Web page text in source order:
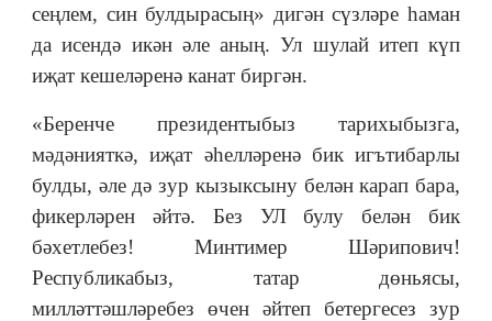
сеңлем, син булдырасың» дигән сүзләре һаман
да исендә икән әле аның. Ул шулай итеп күп
иҗат кешеләренә канат биргән.
«Беренче президентыбыз тарихыбызга,
мәдәнияткә, иҗат әһелләренә бик игътибарлы
булды, әле дә зур кызыксыну белән карап бара,
фикерләрен әйтә. Без УЛ булу белән бик
бәхетлебез! Минтимер Шәрипович!
Республикабыз, татар дөньясы,
милләттәшләребез өчен әйтеп бетергесез зур